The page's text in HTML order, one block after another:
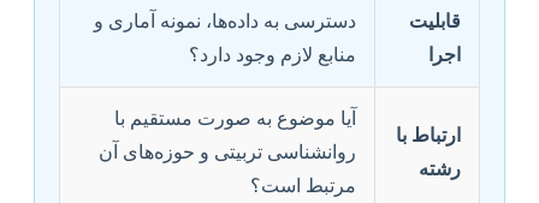
قابلیت
اجرا
دسترسی به داده‌ها، نمونه آماری و
منابع لازم وجود دارد؟
ارتباط با
رشته
آیا موضوع به صورت مستقیم با
روانشناسی تربیتی و حوزه‌های آن
مرتبط است؟